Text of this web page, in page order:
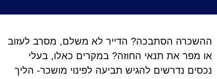
ההשכרה הסתבכה? הדייר לא משלם, מסרב לעזוב
או מפר את תנאי החוזה? במקרים כאלו, בעלי
נכסים נדרשים להגיש תביעה לפינוי מושכר- הליך